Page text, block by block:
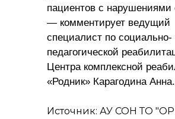
пациентов с нарушениями
— комментирует ведущий
специалист по социально-
педагогической
Центра комплексной
«Родник» Карагодина Анна.
Источник: АУ СОН ТО